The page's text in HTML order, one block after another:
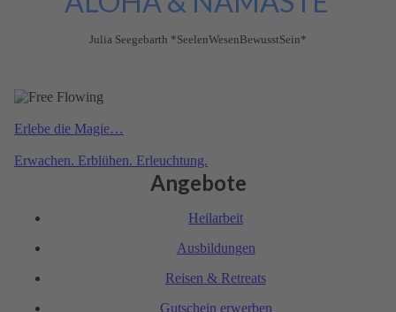
Julia Seegebarth *SeelenWesenBewusstSein*
Erlebe die Magie…
Erwachen. Erblühen. Erleu­chtung.
Angebote
Heil­arbeit
Ausbil­dungen
Reisen & Retreats
Gutschein erwerben